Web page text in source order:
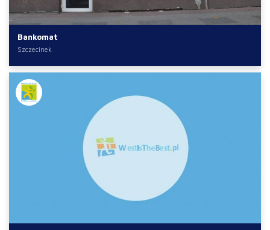
Bankomat
Szczecinek